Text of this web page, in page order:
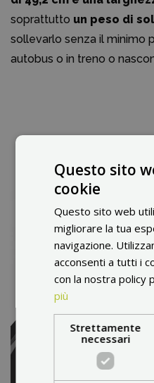
soprattutto un peso di
sollevarlo senza il minimo
autobus o in treno o
Questo sito
cookie
Questo sito web
migliorare la tua
navigazione.
acconsenti a tutti i
con la nostra policy
più
Strettamente
necessari